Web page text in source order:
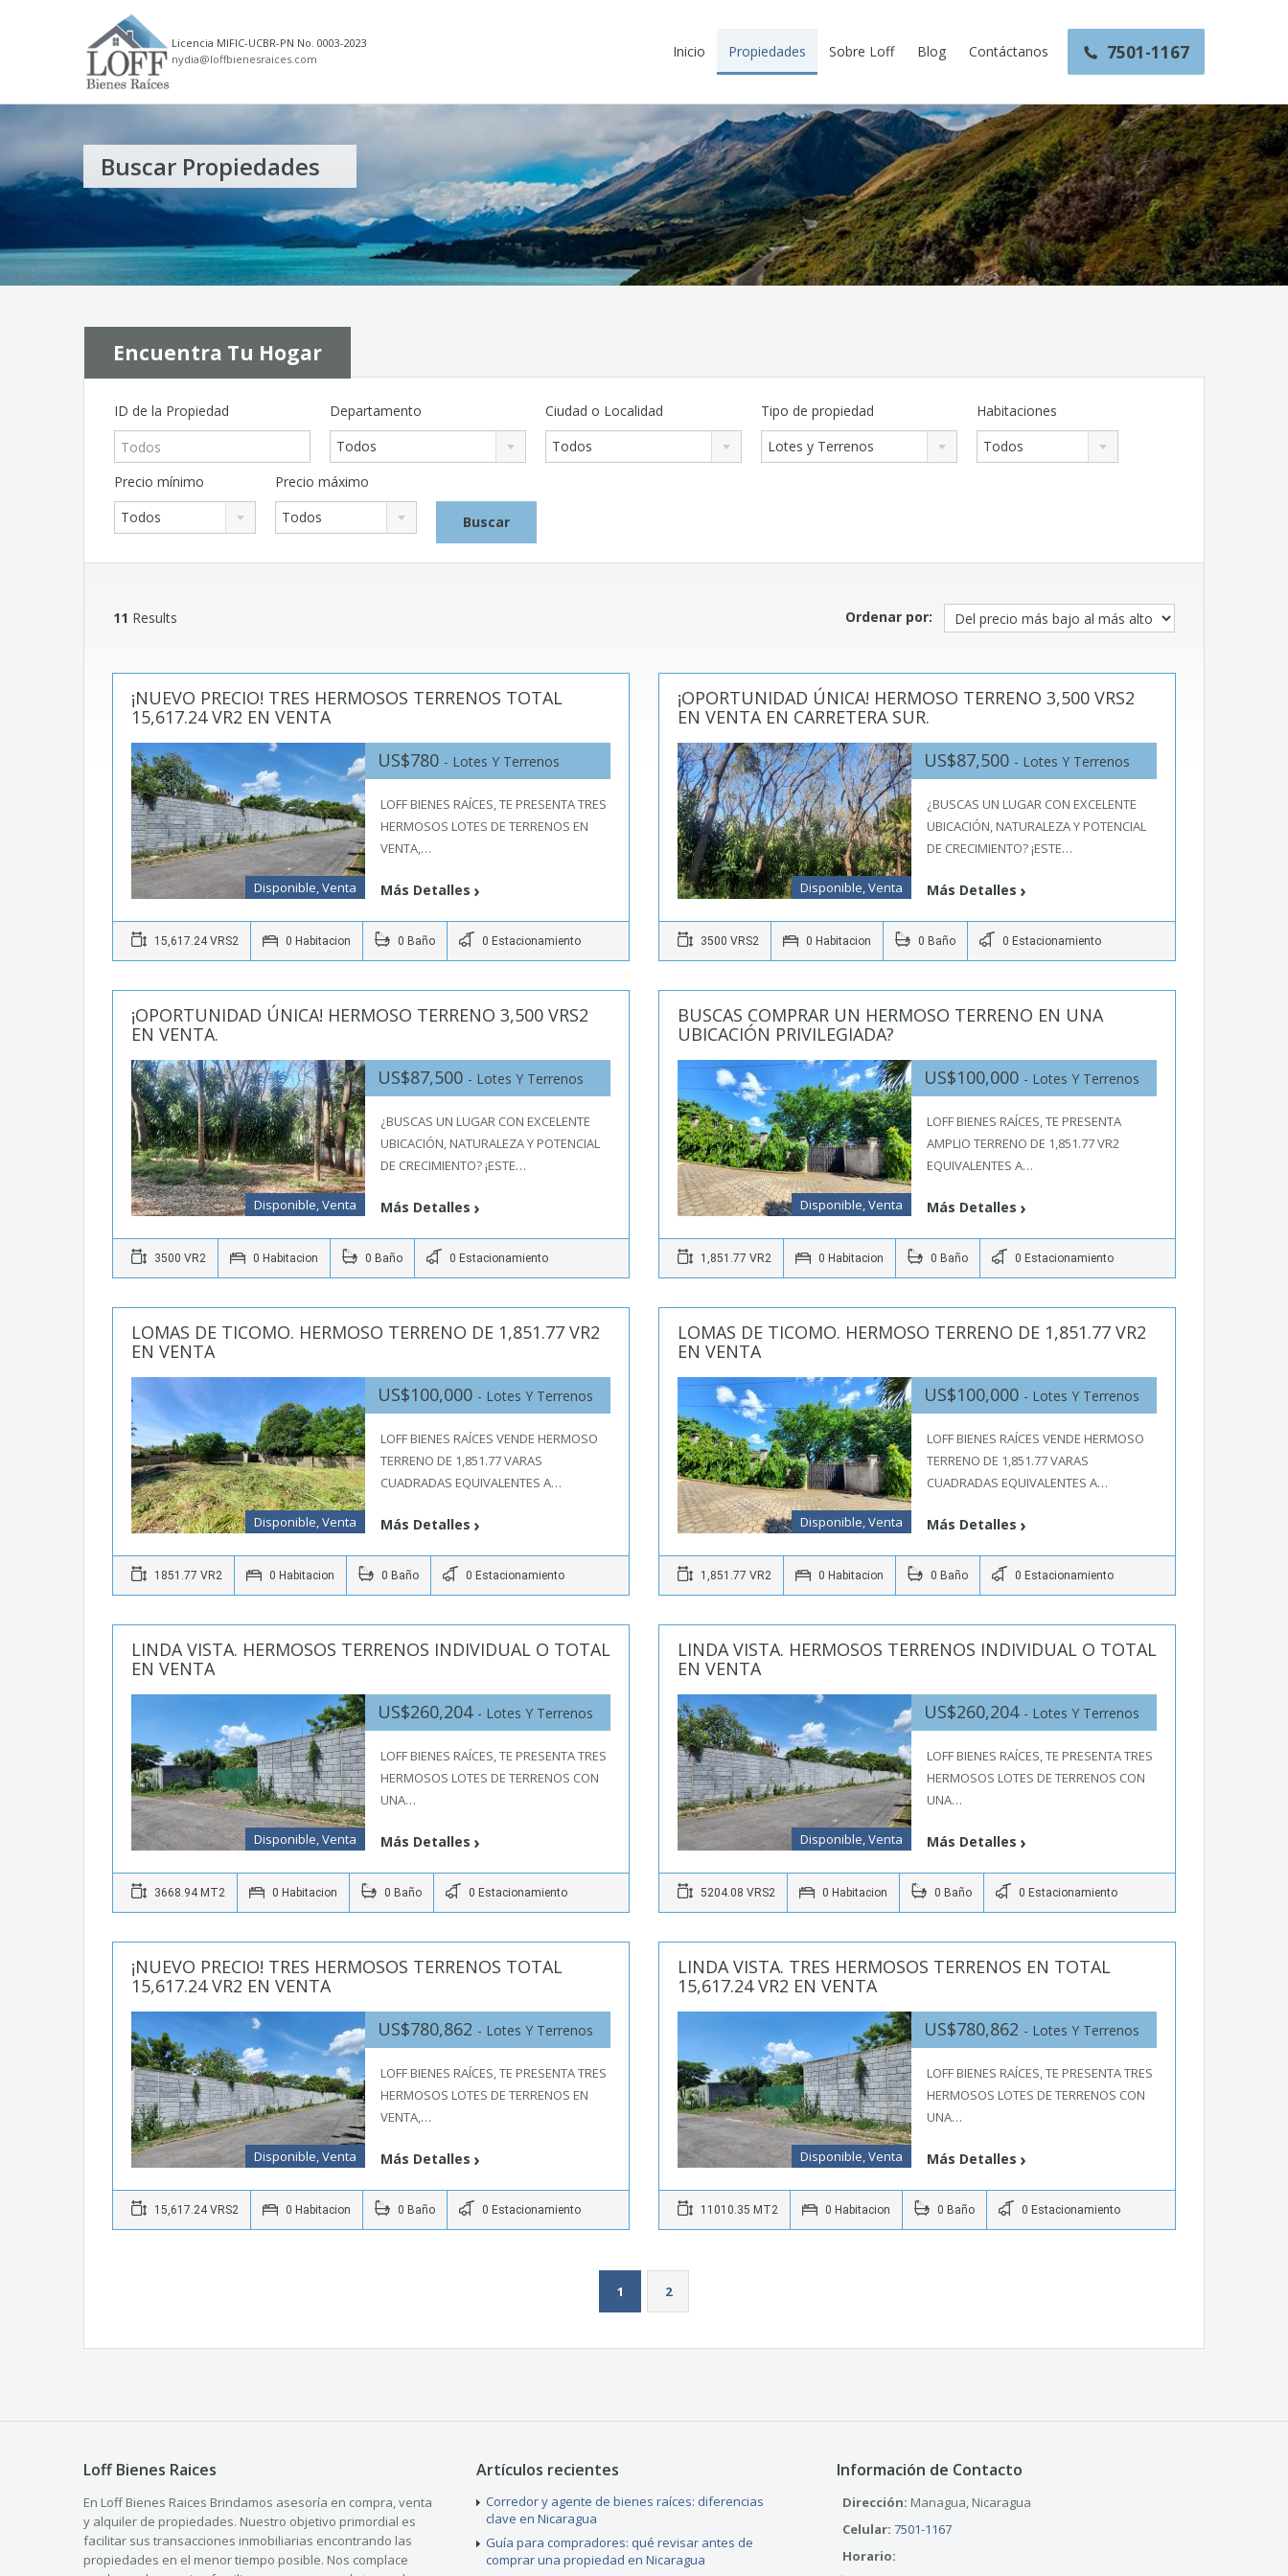
Licencia MIFIC-UCBR-PN No. 0003-2023
nydia@loffbienesraices.com
Inicio Propiedades Sobre Loff Blog Contáctanos 7501-1167
Buscar Propiedades
Encuentra Tu Hogar
ID de la Propiedad
Departamento
Todos
Ciudad o Localidad
Todos
Tipo de propiedad
Lotes y Terrenos
Habitaciones
Todos
Precio mínimo
Todos
Precio máximo
Todos
11 Results Ordenar por:
¡NUEVO PRECIO! TRES HERMOSOS TERRENOS TOTAL
15,617.24 VR2 EN VENTA
Disponible, Venta
US$780 - Lotes Y Terrenos
LOFF BIENES RAÍCES, TE PRESENTA TRES
HERMOSOS LOTES DE TERRENOS EN
VENTA,…
Más Detalles
15,617.24 VRS2 0 Habitacion 0 Baño 0 Estacionamiento
¡OPORTUNIDAD ÚNICA! HERMOSO TERRENO 3,500 VRS2
EN VENTA EN CARRETERA SUR.
Disponible, Venta
US$87,500 - Lotes Y Terrenos
¿BUSCAS UN LUGAR CON EXCELENTE
UBICACIÓN, NATURALEZA Y POTENCIAL
DE CRECIMIENTO? ¡ESTE…
Más Detalles
3500 VRS2 0 Habitacion 0 Baño 0 Estacionamiento
¡OPORTUNIDAD ÚNICA! HERMOSO TERRENO 3,500 VRS2
EN VENTA.
Disponible, Venta
US$87,500 - Lotes Y Terrenos
¿BUSCAS UN LUGAR CON EXCELENTE
UBICACIÓN, NATURALEZA Y POTENCIAL
DE CRECIMIENTO? ¡ESTE…
Más Detalles
3500 VR2 0 Habitacion 0 Baño 0 Estacionamiento
BUSCAS COMPRAR UN HERMOSO TERRENO EN UNA
UBICACIÓN PRIVILEGIADA?
Disponible, Venta
US$100,000 - Lotes Y Terrenos
LOFF BIENES RAÍCES, TE PRESENTA
AMPLIO TERRENO DE 1,851.77 VR2
EQUIVALENTES A…
Más Detalles
1,851.77 VR2 0 Habitacion 0 Baño 0 Estacionamiento
LOMAS DE TICOMO. HERMOSO TERRENO DE 1,851.77 VR2
EN VENTA
Disponible, Venta
US$100,000 - Lotes Y Terrenos
LOFF BIENES RAÍCES VENDE HERMOSO
TERRENO DE 1,851.77 VARAS
CUADRADAS EQUIVALENTES A…
Más Detalles
1851.77 VR2 0 Habitacion 0 Baño 0 Estacionamiento
LOMAS DE TICOMO. HERMOSO TERRENO DE 1,851.77 VR2
EN VENTA
Disponible, Venta
US$100,000 - Lotes Y Terrenos
LOFF BIENES RAÍCES VENDE HERMOSO
TERRENO DE 1,851.77 VARAS
CUADRADAS EQUIVALENTES A…
Más Detalles
1,851.77 VR2 0 Habitacion 0 Baño 0 Estacionamiento
LINDA VISTA. HERMOSOS TERRENOS INDIVIDUAL O TOTAL
EN VENTA
Disponible, Venta
US$260,204 - Lotes Y Terrenos
LOFF BIENES RAÍCES, TE PRESENTA TRES
HERMOSOS LOTES DE TERRENOS CON
UNA…
Más Detalles
3668.94 MT2 0 Habitacion 0 Baño 0 Estacionamiento
LINDA VISTA. HERMOSOS TERRENOS INDIVIDUAL O TOTAL
EN VENTA
Disponible, Venta
US$260,204 - Lotes Y Terrenos
LOFF BIENES RAÍCES, TE PRESENTA TRES
HERMOSOS LOTES DE TERRENOS CON
UNA…
Más Detalles
5204.08 VRS2 0 Habitacion 0 Baño 0 Estacionamiento
¡NUEVO PRECIO! TRES HERMOSOS TERRENOS TOTAL
15,617.24 VR2 EN VENTA
Disponible, Venta
US$780,862 - Lotes Y Terrenos
LOFF BIENES RAÍCES, TE PRESENTA TRES
HERMOSOS LOTES DE TERRENOS EN
VENTA,…
Más Detalles
15,617.24 VRS2 0 Habitacion 0 Baño 0 Estacionamiento
LINDA VISTA. TRES HERMOSOS TERRENOS EN TOTAL
15,617.24 VR2 EN VENTA
Disponible, Venta
US$780,862 - Lotes Y Terrenos
LOFF BIENES RAÍCES, TE PRESENTA TRES
HERMOSOS LOTES DE TERRENOS CON
UNA…
Más Detalles
11010.35 MT2 0 Habitacion 0 Baño 0 Estacionamiento
1 2
Loff Bienes Raices
En Loff Bienes Raices Brindamos asesoría en compra, venta
y alquiler de propiedades. Nuestro objetivo primordial es
facilitar sus transacciones inmobiliarias encontrando las
propiedades en el menor tiempo posible. Nos complace
Artículos recientes
Corredor y agente de bienes raíces: diferencias
clave en Nicaragua
Guía para compradores: qué revisar antes de
comprar una propiedad en Nicaragua
Información de Contacto
Dirección: Managua, Nicaragua
Celular: 7501-1167
Horario: